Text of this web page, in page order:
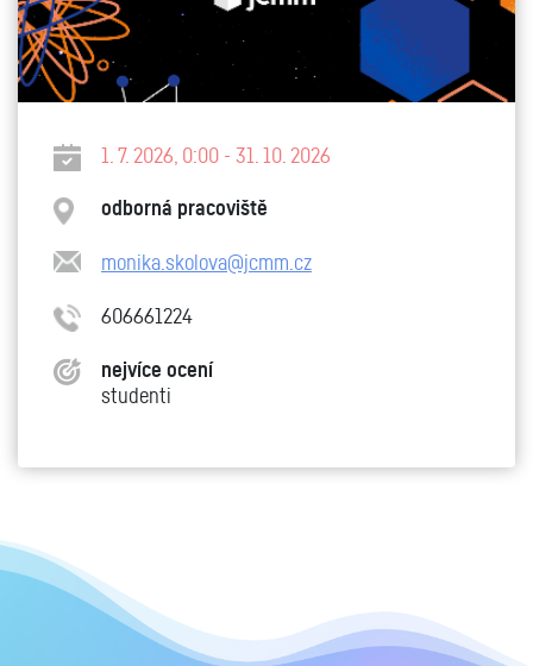
1. 7. 2026, 0:00 - 31. 10. 2026
odborná pracoviště
monika.skolova@jcmm.cz
606661224
nejvíce ocení
studenti